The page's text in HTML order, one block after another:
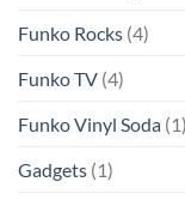
Funko Rocks (4)
Funko TV (4)
Funko Vinyl Soda (1)
Gadgets (1)